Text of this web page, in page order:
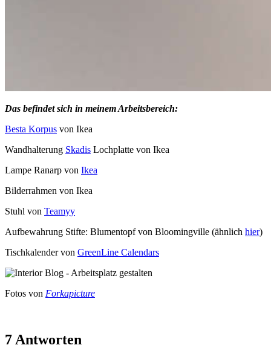
Das befindet sich in meinem Arbeitsbereich:
Besta Korpus von Ikea
Wandhalterung Skadis Lochplatte von Ikea
Lampe Ranarp von Ikea
Bilderrahmen von Ikea
Stuhl von Teamyy
Aufbewahrung Stifte: Blumentopf von Bloomingville (ähnlich hier)
Tischkalender von GreenLine Calendars
Fotos von Forkapicture
7 Antworten